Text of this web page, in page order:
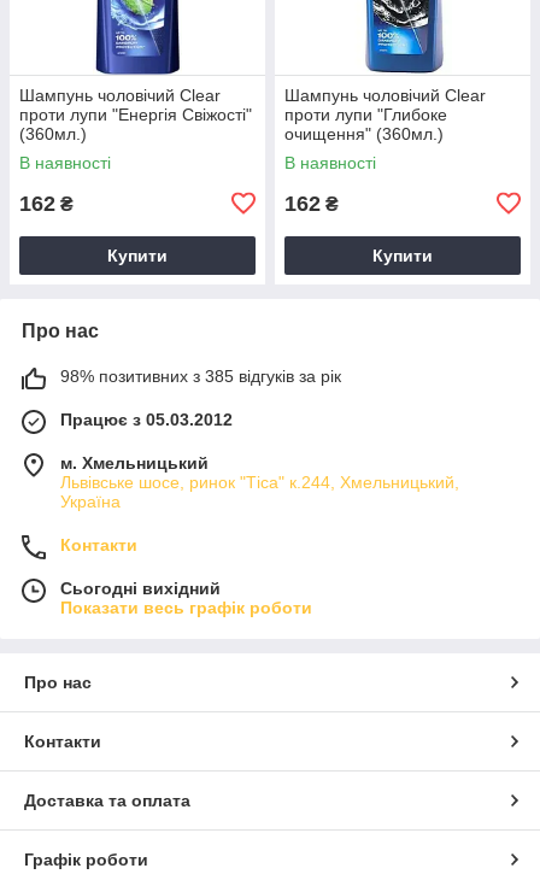
Шампунь чоловічий Clear
проти лупи "Енергія Свіжості"
(360мл.)
В наявності
162 ₴
Купити
Шампунь чоловічий Clear
проти лупи "Глибоке
очищення" (360мл.)
В наявності
162 ₴
Купити
Про нас
98% позитивних з 385 відгуків за рік
Працює з 05.03.2012
м. Хмельницький
Львівське шосе, ринок "Тіса" к.244, Хмельницький,
Україна
Контакти
Сьогодні вихідний
Показати весь графік роботи
Про нас
Контакти
Доставка та оплата
Графік роботи